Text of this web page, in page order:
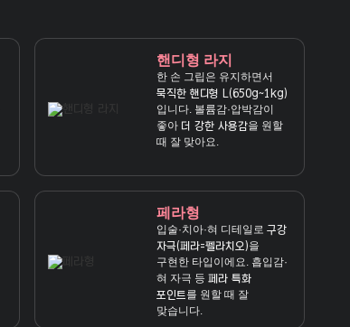
핸디형 라지
한 손 그립은 유지하면서
묵직한 핸디형 L(650g~1kg)
입니다. 볼륨감·압박감이
좋아 더 강한 사용감을 원할
때 잘 맞아요.
페라형
입술·치아·혀 디테일로 구강
자극(페라=펠라치오)을
구현한 타입이에요. 흡입감·
혀 자극 등 페라 특화
포인트를 원할 때 잘
맞습니다.